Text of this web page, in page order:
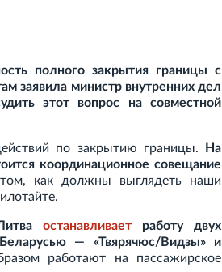
полного закрытия границы с
заявила министр внутренних дел
этот вопрос на совместной
по закрытию границы.
На
координационное совещание
как должны выглядеть наши
останавливает работу двух
— «Твярячюс/Видзы» и
работают на пассажирское